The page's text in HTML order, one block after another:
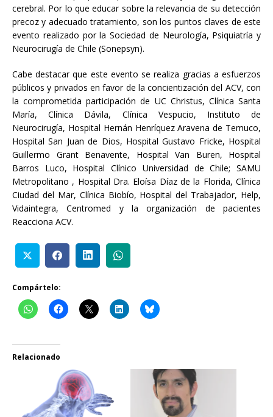
cerebral. Por lo que educar sobre la relevancia de su detección
precoz y adecuado tratamiento, son los puntos claves de este
evento realizado por la Sociedad de Neurología, Psiquiatría y
Neurocirugía de Chile (Sonepsyn).
Cabe destacar que este evento se realiza gracias a esfuerzos
públicos y privados en favor de la concientización del ACV, con
la comprometida participación de UC Christus, Clínica Santa
María, Clínica Dávila, Clínica Vespucio, Instituto de
Neurocirugía, Hospital Hernán Henríquez Aravena de Temuco,
Hospital San Juan de Dios, Hospital Gustavo Fricke, Hospital
Guillermo Grant Benavente, Hospital Van Buren, Hospital
Barros Luco, Hospital Clínico Universidad de Chile; SAMU
Metropolitano , Hospital Dra. Eloísa Díaz de la Florida, Clínica
Ciudad del Mar, Clínica Biobío, Hospital del Trabajador, Help,
Vidaintegra, Centromed y la organización de pacientes
Reacciona ACV.
Compártelo:
Relacionado